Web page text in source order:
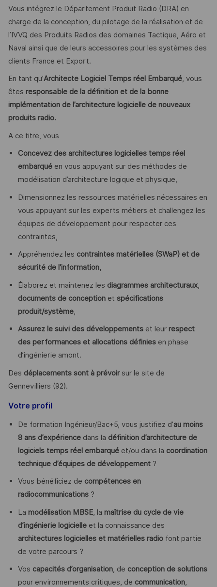
Vous intégrez le Département Produit Radio (DRA) en
charge de la conception, du pilotage de la réalisation et de
l’IVVQ des Produits Radios des domaines Tactique, Aéro et
Naval ainsi que de leurs accessoires pour les systèmes des
clients France et Export.
En tant qu’Architecte Logiciel Temps réel Embarqué, vous
êtes responsable de la définition et de la bonne
implémentation de l’architecture logicielle de nouveaux
produits radio.
A ce titre, vous
Concevez des architectures logicielles temps réel
embarquéen vous appuyant sur des méthodes de
modélisation d’architecture logique et physique,
Dimensionnez les ressources matérielles nécessaires en
vous appuyant sur les experts métiers et challengez les
équipes de développement pour respecter ces
contraintes,
Appréhendez les contraintes matérielles (SWaP) et de
sécurité de l'information,
Élaborez et maintenez les diagrammes architecturaux,
documents de conceptionet spécifications
produit/système,
Assurez le suivi des développementset leur respect
des performances et allocations définiesen phase
d’ingénierie amont.
Des déplacements sont à prévoirsur le site de
Gennevilliers (92).
Votre profil
De formation Ingénieur/Bac+5, vous justifiez d’au moins
8 ans d’expérience dans la définition d’architecture de
logiciels temps réel embarqué et/ou dans la coordination
technique d’équipes de développement ?
Vous bénéficiez de compétences en
radiocommunications ?
La modélisation MBSE, la maîtrise du cycle de vie
d’ingénierie logicielleet la connaissance des
architectures logicielles et matérielles radiofont partie
de votre parcours ?
Vos capacités d’organisation, de conception de solutions
pour environnements critiques, de communication,